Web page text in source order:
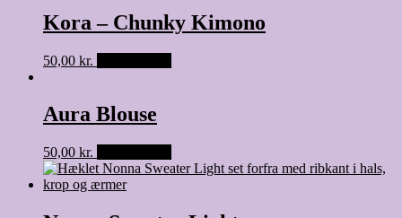
Kora – Chunky Kimono
50,00 kr.
Aura Blouse
50,00 kr.